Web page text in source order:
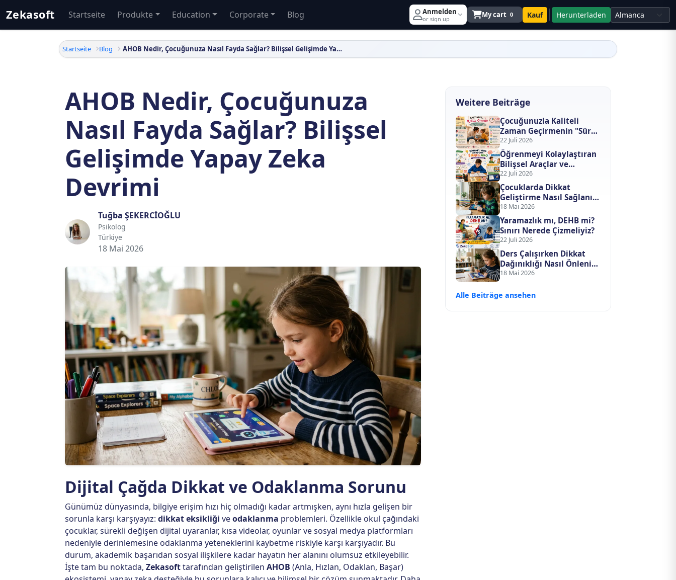
Zekasoft Startseite Produkte Education Corporate Blog Anmelden
or sign up My cart 0 Kauf Herunterladen
Startseite Blog AHOB Nedir, Çocuğunuza Nasıl Fayda Sağlar? Bilişsel Gelişimde Yapay Zeka Devrimi
AHOB Nedir, Çocuğunuza
Nasıl Fayda Sağlar? Bilişsel
Gelişimde Yapay Zeka
Devrimi
Tuğba ŞEKERCİOĞLU
Psikolog
Türkiye
18 Mai 2026
Dijital Çağda Dikkat ve Odaklanma Sorunu
Günümüz dünyasında, bilgiye erişim hızı hiç olmadığı kadar artmışken, aynı hızla gelişen bir
sorunla karşı karşıyayız: dikkat eksikliği veodaklanma problemleri. Özellikle okul çağındaki
çocuklar, sürekli değişen dijital uyaranlar, kısa videolar, oyunlar ve sosyal medya platformları
nedeniyle derinlemesine odaklanma yeteneklerini kaybetme riskiyle karşı karşıyadır. Bu
durum, akademik başarıdan sosyal ilişkilere kadar hayatın her alanını olumsuz etkileyebilir.
İşte tam bu noktada, Zekasofttarafından geliştirilen AHOB (Anla, Hızlan, Odaklan, Başar)
Weitere Beiträge
Çocuğunuzla Kaliteli
Zaman Geçirmenin "Süre"
Değil "İçerik" Formülü
22 Juli 2026
Öğrenmeyi Kolaylaştıran
Bilişsel Araçlar ve
Eğlenceli Metotlar
22 Juli 2026
Çocuklarda Dikkat
Geliştirme Nasıl Sağlanır?
Bilimsel ve Teknolojik
Yaklaşımlar
18 Mai 2026
Yaramazlık mı, DEHB mi?
Sınırı Nerede Çizmeliyiz?
22 Juli 2026
Ders Çalışırken Dikkat
Dağınıklığı Nasıl Önlenir?
Bilimsel ve Pratik
18 Mai 2026
Alle Beiträge ansehen